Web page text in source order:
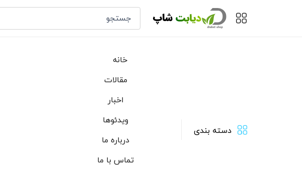
دسته بندی
خانه
مقالات
اخبار
ویدئوها
درباره ما
تماس با ما